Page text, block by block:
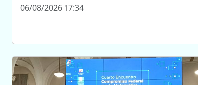
06/08/2026 17:34